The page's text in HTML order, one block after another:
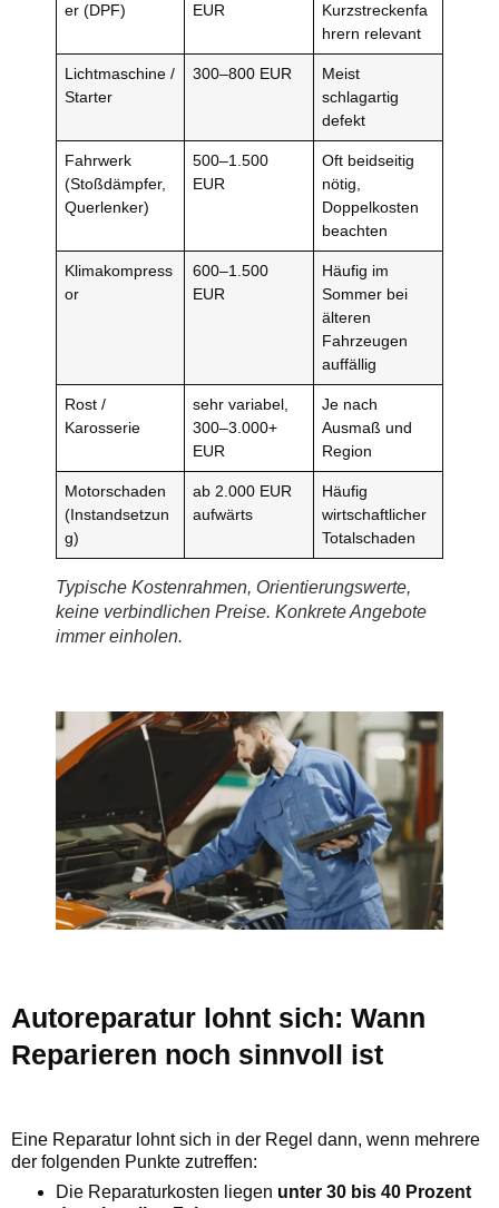
er (DPF)
EUR
Kurzstreckenfa
hrern relevant
Lichtmaschine /
Starter
300–800 EUR
Meist
schlagartig
defekt
Fahrwerk
(Stoßdämpfer,
Querlenker)
500–1.500
EUR
Oft beidseitig
nötig,
Doppelkosten
beachten
Klimakompress
or
600–1.500
EUR
Häufig im
Sommer bei
älteren
Fahrzeugen
auffällig
Rost /
Karosserie
sehr variabel,
300–3.000+
EUR
Je nach
Ausmaß und
Region
Motorschaden
(Instandsetzun
g)
ab 2.000 EUR
aufwärts
Häufig
wirtschaftlicher
Totalschaden
Typische Kostenrahmen, Orientierungswerte,
keine verbindlichen Preise. Konkrete Angebote
immer einholen.
Autoreparatur lohnt sich: Wann
Reparieren noch sinnvoll ist
Eine Reparatur lohnt sich in der Regel dann, wenn mehrere
der folgenden Punkte zutreffen:
Die Reparaturkosten liegen unter 30 bis 40 Prozent